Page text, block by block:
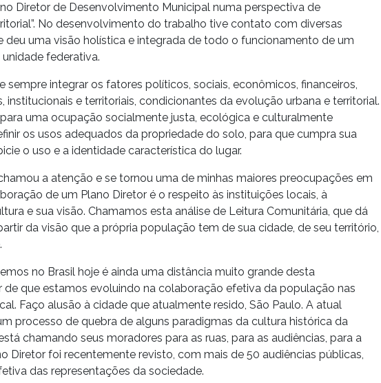
Diretor de Desenvolvimento Municipal numa perspectiva de
No desenvolvimento do trabalho tive contato com diversas
deu uma visão holística e integrada de todo o funcionamento de um
federativa.
sempre integrar os fatores políticos, sociais, econômicos, financeiros,
institucionais e territoriais, condicionantes da evolução urbana e territorial.
uma ocupação socialmente justa, ecológica e culturalmente
os usos adequados da propriedade do solo, para que cumpra sua
o uso e a identidade característica do lugar.
a atenção e se tornou uma de minhas maiores preocupações em
de um Plano Diretor é o respeito às instituições locais, à
e sua visão. Chamamos esta análise de Leitura Comunitária, que dá
da visão que a própria população tem de sua cidade, de seu território,
no Brasil hoje é ainda uma distância muito grande desta
de que estamos evoluindo na colaboração efetiva da população nas
Faço alusão à cidade que atualmente resido, São Paulo. A atual
processo de quebra de alguns paradigmas da cultura histórica da
chamando seus moradores para as ruas, para as audiências, para a
Diretor foi recentemente revisto, com mais de 50 audiências públicas,
das representações da sociedade.